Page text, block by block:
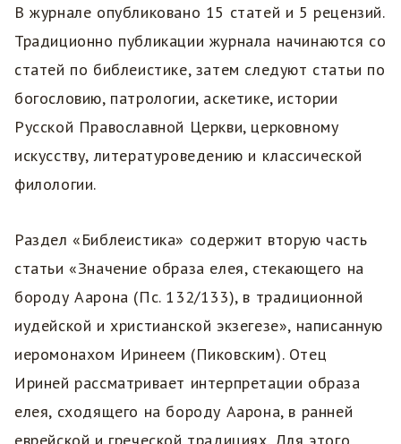
В журнале опубликовано 15 статей и 5 рецензий.
Традиционно публикации журнала начинаются со
статей по библеистике, затем следуют статьи по
богословию, патрологии, аскетике, истории
Русской Православной Церкви, церковному
искусству, литературоведению и классической
филологии.
Раздел «Библеистика» содержит вторую часть
статьи «Значение образа елея, стекающего на
бороду Аарона (Пс. 132/133), в традиционной
иудейской и христианской экзегезе», написанную
иеромонахом Иринеем (Пиковским). Отец
Ириней рассматривает интерпретации образа
елея, сходящего на бороду Аарона, в ранней
еврейской и греческой традициях. Для этого